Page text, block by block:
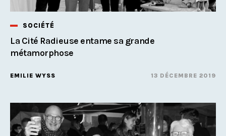
SOCIÉTÉ
La Cité Radieuse entame sa grande
métamorphose
EMILIE WYSS 13 DÉCEMBRE 2019